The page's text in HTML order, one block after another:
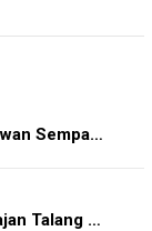
Sempa…
Talang …